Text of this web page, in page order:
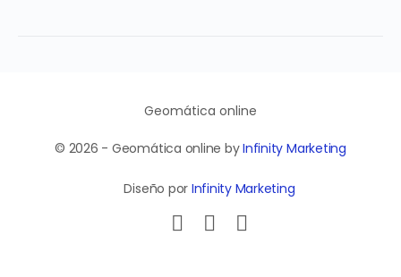
Geomática online
© 2026 - Geomática online byInfinity Marketing
Diseño por Infinity Marketing